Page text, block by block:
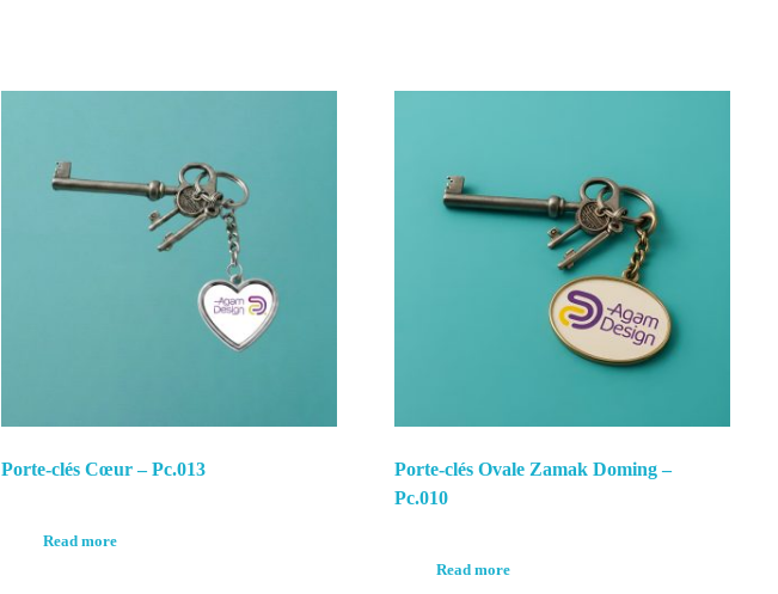
Porte-clés Cœur – Pc.013
Read more
Porte-clés Ovale Zamak Doming –
Pc.010
Read more